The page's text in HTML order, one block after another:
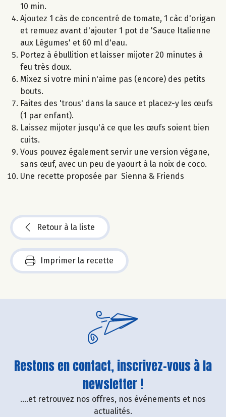
10 min.
Ajoutez 1 càs de concentré de tomate, 1 càc d'origan
et remuez avant d'ajouter 1 pot de 'Sauce Italienne
aux Légumes' et 60 ml d'eau.
Portez à ébullition et laisser mijoter 20 minutes à
feu très doux.
Mixez si votre mini n'aime pas (encore) des petits
bouts.
Faites des 'trous' dans la sauce et placez-y les œufs
(1 par enfant).
Laissez mijoter jusqu'à ce que les œufs soient bien
cuits.
Vous pouvez également servir une version végane,
sans œuf, avec un peu de yaourt à la noix de coco.
Une recette proposée par Sienna & Friends
Retour à la liste
Imprimer la recette
Restons en contact, inscrivez-vous à la
newsletter !
....et retrouvez nos offres, nos événements et nos
actualités.